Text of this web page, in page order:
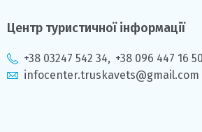
Центр туристичної інформації
+38 03247 542 34, +38 096 447 16 50
infocenter.truskavets@gmail.com